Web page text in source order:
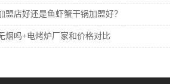
盟店好还是鱼虾蟹干锅加盟好？
烟吗+电烤炉厂家和价格对比